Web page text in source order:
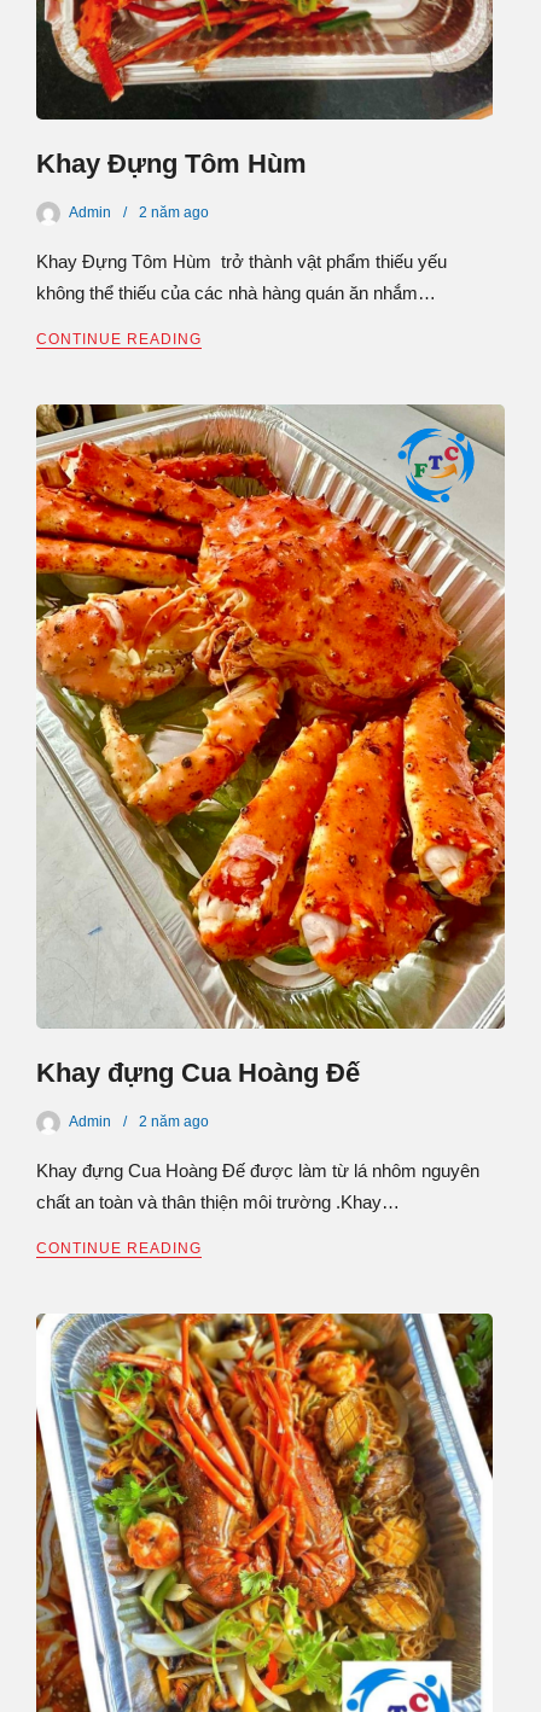
Khay Đựng Tôm Hùm
Admin 2 năm ago
Khay Đựng Tôm Hùm trở thành vật phẩm thiếu yếu
không thể thiếu của các nhà hàng quán ăn nhắm…
CONTINUE READING
Khay đựng Cua Hoàng Đế
Admin 2 năm ago
Khay đựng Cua Hoàng Đế được làm từ lá nhôm nguyên
chất an toàn và thân thiện môi trường .Khay…
CONTINUE READING